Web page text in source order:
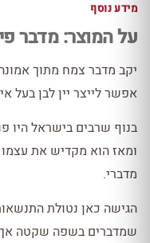
מידע נוסף
על המוצר: מדבר
יקב מדבר צמח מתוך
אפשר לייצר יין לבן בעל
בנוף שרבים בישראל היו
ומאז הוא מקדיש את
מדברי.
הגישה כאן נטולת
שמדברים בשפה שקטה